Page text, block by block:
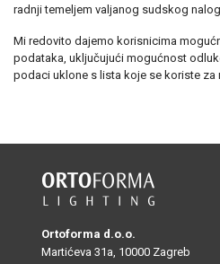
radnji temeljem valjanog sudskog
Mi redovito dajemo korisnicima
podataka, uključujući mogućnost
podaci uklone s lista koje se koriste za
Ortoforma d.o.o.
Martićeva 31a, 10000 Zagreb